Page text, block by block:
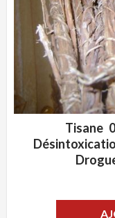
ADD WISHLIST
Tisane